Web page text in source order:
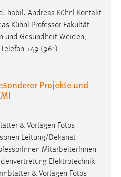
habil. Andreas Kühnl Kontakt
Kühnl Professor Fakultät
und Gesundheit Weiden,
+49 (961)
Projekte und
& Vorlagen Fotos
Leitung/Dekanat
MitarbeiterInnen
Elektrotechnik
& Vorlagen Fotos